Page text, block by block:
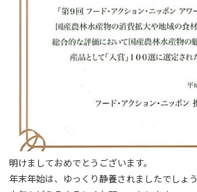
明けましておめでとうございます。
年末年始は、ゆっくり静養されましたでしょう